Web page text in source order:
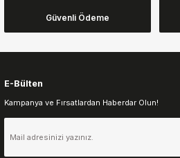
Gönder
Güvenli Ödeme
E-Bülten
Kampanya ve Fırsatlardan Haberdar Olun!